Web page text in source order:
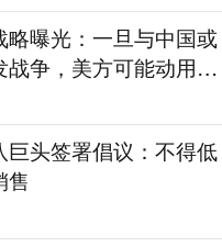
略曝光：一旦与中国或
战争，美方可能动用战
巨头签署倡议：不得低
售